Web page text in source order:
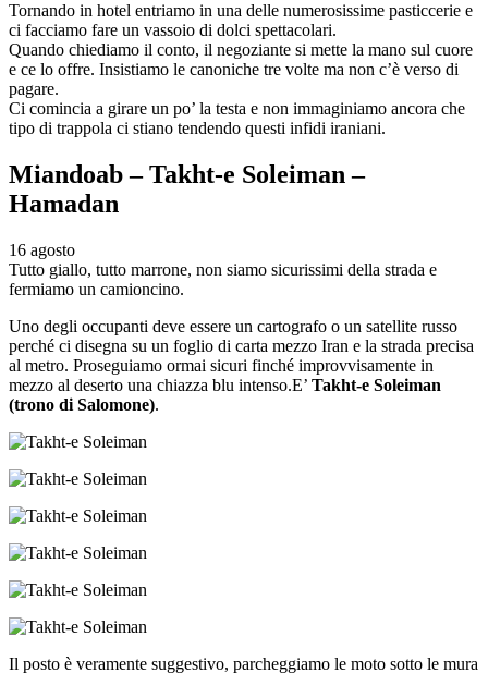
Tornando in hotel entriamo in una delle numerosissime pasticcerie e
ci facciamo fare un vassoio di dolci spettacolari.
Quando chiediamo il conto, il negoziante si mette la mano sul cuore
e ce lo offre. Insistiamo le canoniche tre volte ma non c’è verso di
pagare.
Ci comincia a girare un po’ la testa e non immaginiamo ancora che
tipo di trappola ci stiano tendendo questi infidi iraniani.
Miandoab – Takht-e Soleiman –
Hamadan
16 agosto
Tutto giallo, tutto marrone, non siamo sicurissimi della strada e
fermiamo un camioncino.
Uno degli occupanti deve essere un cartografo o un satellite russo
perché ci disegna su un foglio di carta mezzo Iran e la strada precisa
al metro. Proseguiamo ormai sicuri finché improvvisamente in
mezzo al deserto una chiazza blu intenso.E’ Takht-e Soleiman
(trono di Salomone).
Il posto è veramente suggestivo, parcheggiamo le moto sotto le mura